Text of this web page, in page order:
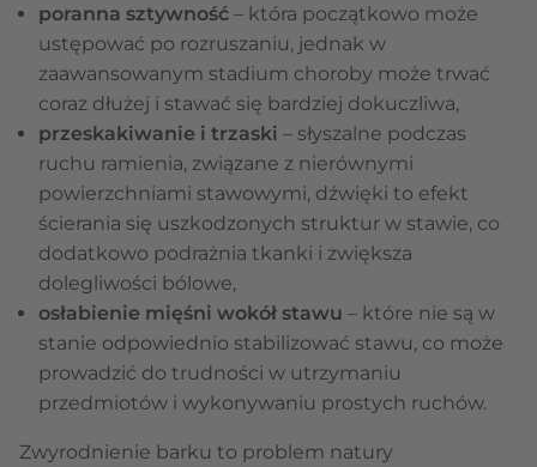
poranna sztywność – która początkowo może
ustępować po rozruszaniu, jednak w
zaawansowanym stadium choroby może trwać
coraz dłużej i stawać się bardziej dokuczliwa,
przeskakiwanie i trzaski – słyszalne podczas
ruchu ramienia, związane z nierównymi
powierzchniami stawowymi, dźwięki to efekt
ścierania się uszkodzonych struktur w stawie, co
dodatkowo podrażnia tkanki i zwiększa
dolegliwości bólowe,
osłabienie mięśni wokół stawu – które nie są w
stanie odpowiednio stabilizować stawu, co może
prowadzić do trudności w utrzymaniu
przedmiotów i wykonywaniu prostych ruchów.
Zwyrodnienie barku to problem natury